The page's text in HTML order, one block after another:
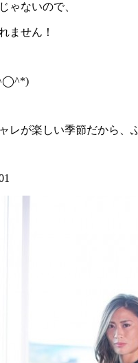
ゃないので、
ません！
レが楽しい季節だから、